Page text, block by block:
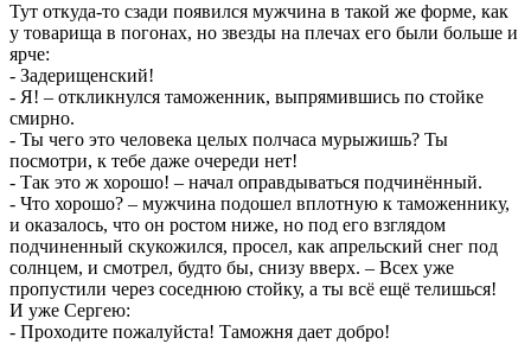
Тут откуда-то сзади появился мужчина в такой же форме, как
у товарища в погонах, но звезды на плечах его были больше и
ярче:
- Задерищенский!
- Я! – откликнулся таможенник, выпрямившись по стойке
смирно.
- Ты чего это человека целых полчаса мурыжишь? Ты
посмотри, к тебе даже очереди нет!
- Так это ж хорошо! – начал оправдываться подчинённый.
- Что хорошо? – мужчина подошел вплотную к таможеннику,
и оказалось, что он ростом ниже, но под его взглядом
подчиненный скукожился, просел, как апрельский снег под
солнцем, и смотрел, будто бы, снизу вверх. – Всех уже
пропустили через соседнюю стойку, а ты всё ещё телишься!
И уже Сергею:
- Проходите пожалуйста! Таможня дает добро!